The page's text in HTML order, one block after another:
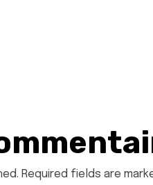
Required fields are